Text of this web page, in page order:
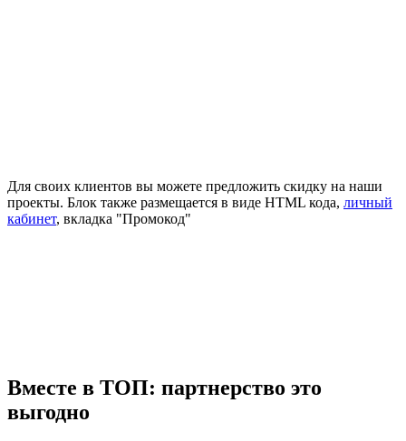
Для своих клиентов вы можете предложить скидку на наши
проекты. Блок также размещается в виде HTML кода, личный
кабинет, вкладка "Промокод"
Вместе в ТОП: партнерство это
выгодно